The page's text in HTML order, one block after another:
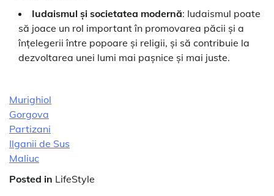
Iudaismul și societatea modernă: Iudaismul poate
să joace un rol important în promovarea păcii și a
înțelegerii între popoare și religii, și să contribuie la
dezvoltarea unei lumi mai pașnice și mai juste.
Murighiol
Gorgova
Partizani
Ilganii de Sus
Maliuc
Posted in LifeStyle